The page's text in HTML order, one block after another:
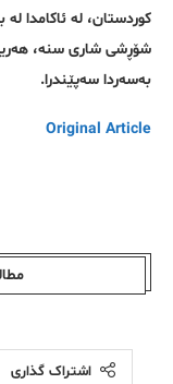
شۆڕشی شاری سنە،
بەسەردا سەپێندرا.
Original Article
اشتراک گذاری